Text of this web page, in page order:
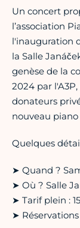
Un concert
l’association
l'inauguration
la Salle
genèse de la
2024 par
donateurs
nouveau
Quelques
➤ Quand ?
➤ Où ? Salle
➤ Tarif plein :
➤ Réservations